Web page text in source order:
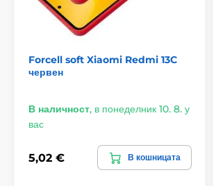
Forcell soft Xiaomi Redmi 13C
червен
В наличност, в понеделник 10. 8. у
вас
5,02 € В кошницата